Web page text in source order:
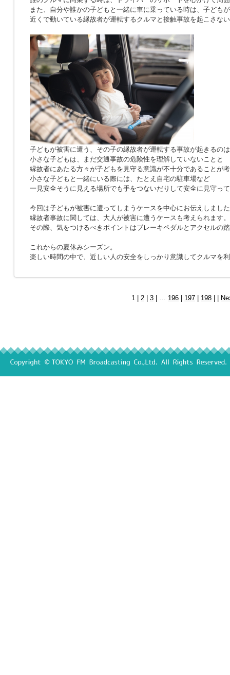
また、自分や誰かの子どもと一緒に車に乗っている時は、子ども
近くで動いている縁故者が運転するクルマと接触事故を起こさな
子どもが被害に遭う、その子の縁故者が運転する事故が起きるの
小さな子どもは、まだ交通事故の危険性を理解していないことと
縁故者にあたる方々が子どもを見守る意識が不十分であることが
小さな子どもと一緒にいる際には、たとえ自宅の駐車場など
一見安全そうに見える場所でも手をつないだりして安全に見守っ
今回は子どもが被害に遭ってしまうケースを中心にお伝えしまし
縁故者事故に関しては、大人が被害に遭うケースも考えられます。
その際、気をつけるべきポイントはブレーキペダルとアクセルの
これからの夏休みシーズン。
楽しい時間の中で、近しい人の安全をしっかり意識してクルマを
1 | 2 3 | … 196 197 198